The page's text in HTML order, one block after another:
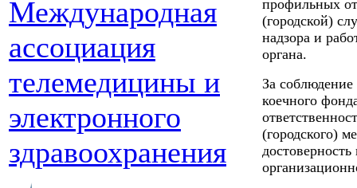
Международная
ассоциация
телемедицины и
электронного
здравоохранения
профильных
(городской)
надзора и
органа.
За соблюдение
коечного
(городского)